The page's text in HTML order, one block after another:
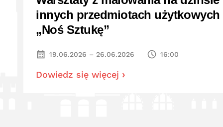
innych przedmiotach użytkowych
„Noś Sztukę”
19.06.2026 – 26.06.2026 16:00
Dowiedz się więcej